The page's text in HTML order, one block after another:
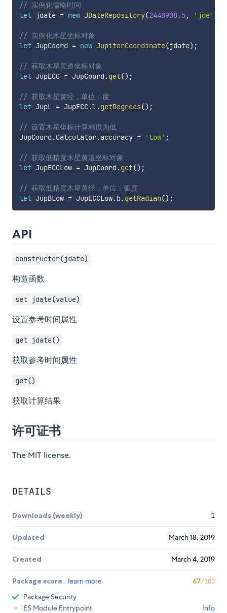
// 实例化儒略时间
let jdate = new JDateRepository(2448908.5, 'jde' )
// 实例化木星坐标对象
let JupCoord = new JupiterCoordinate(jdate) ;
// 获取木星黄道坐标对象
let JupECC = JupCoord .get() ;
// 获取木星黄经，单位：度
let JupL = JupECC.l.getDegrees() ;
// 设置木星坐标计算精度为低
JupCoord .Calculator.accuracy = 'low' ;
// 获取低精度木星黄道坐标对象
let JupECCLow = JupCoord .get() ;
// 获取低精度木星黄经，单位：弧度
let JupBLow = JupECCLow.b.getRadian() ;
API
constructor(jdate)
构造函数
set jdate(value)
设置参考时间属性
get jdate()
获取参考时间属性
get()
获取计算结果
许可证书
The MIT license.
DETAILS
Downloads (weekly) 1
Updated March 18, 2019
Created March 4, 2019
Package score learn more 67/100
Package Security
ES Module Entrypoint
Info